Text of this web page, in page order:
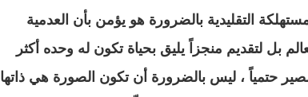
التقليدية بالضرورة هو يؤمن بأن العدمية
بل لتقديم منجزاً يليق بحياة تكون له وحده أكثر
حتمياً ، ليس بالضرورة أن تكون الصورة هي ذاتها